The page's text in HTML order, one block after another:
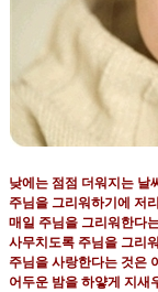
낮에는 점점 더워지는 날
주님을 그리워하기에 저
매일 주님을 그리워한다
사무치도록 주님을 그리
주님을 사랑한다는 것은
어두운 밤을 하얗게 지새